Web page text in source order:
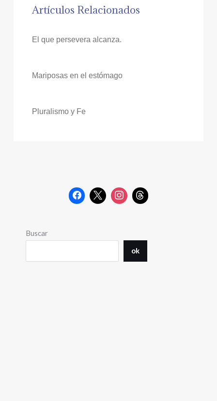
Artículos Relacionados
El que persevera alcanza.
Mariposas en el estómago
Pluralismo y Fe
Buscar
ok